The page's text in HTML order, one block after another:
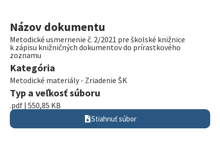
Názov dokumentu
Metodické usmernenie č. 2/2021 pre školské knižnice
k zápisu knižničných dokumentov do prírastkového
zoznamu
Kategória
Metodické materiály - Zriadenie ŠK
Typ a veľkosť súboru
.pdf | 550,85 KB
Stiahnuť súbor